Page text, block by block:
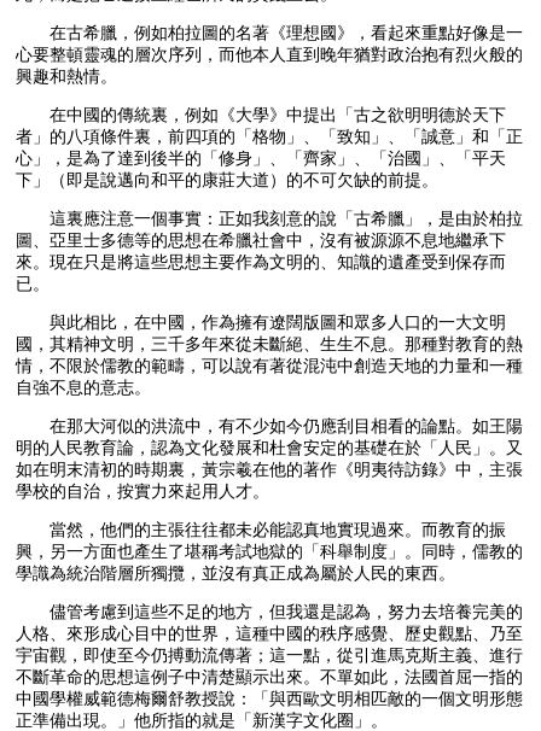
在古希臘，例如柏拉圖的名著《理想國》，看起來重點好像是一
心要整頓靈魂的層次序列，而他本人直到晚年猶對政治抱有烈火般的
興趣和熱情。
在中國的傳統裏，例如《大學》中提出「古之欲明明德於天下
者」的八項條件裏，前四項的「格物」、「致知」、「誠意」和「正
心」，是為了達到後半的「修身」、「齊家」、「治國」、「平天
下」（即是說邁向和平的康莊大道）的不可欠缺的前提。
這裏應注意一個事實：正如我刻意的說「古希臘」，是由於柏拉
圖、亞里士多德等的思想在希臘社會中，沒有被源源不息地繼承下
來。現在只是將這些思想主要作為文明的、知識的遺產受到保存而
已。
與此相比，在中國，作為擁有遼闊版圖和眾多人口的一大文明
國，其精神文明，三千多年來從未斷絕、生生不息。那種對教育的熱
情，不限於儒教的範疇，可以說有著從混沌中創造天地的力量和一種
自強不息的意志。
在那大河似的洪流中，有不少如今仍應刮目相看的論點。如王陽
明的人民教育論，認為文化發展和杜會安定的基礎在於「人民」。又
如在明末清初的時期裏，黃宗羲在他的著作《明夷待訪錄》中，主張
學校的自治，按實力來起用人才。
當然，他們的主張往往都未必能認真地實現過來。而教育的振
興，另一方面也產生了堪稱考試地獄的「科舉制度」。同時，儒教的
學識為統治階層所獨攬，並沒有真正成為屬於人民的東西。
儘管考慮到這些不足的地方，但我還是認為，努力去培養完美的
人格、來形成心目中的世界，這種中國的秩序感覺、歷史觀點、乃至
宇宙觀，即使至今仍搏動流傳著；這一點，從引進馬克斯主義、進行
不斷革命的思想這例子中清楚顯示出來。不單如此，法國首屈一指的
中國學權威範德梅爾舒教授說：「與西歐文明相匹敵的一個文明形態
正準備出現。」他所指的就是「新漢字文化圈」。